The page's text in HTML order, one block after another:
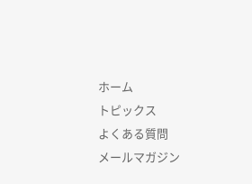
ホーム
トピックス
よくある質問
メールマガジン